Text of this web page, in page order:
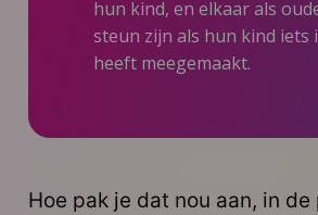
hun kind, en elkaar als
steun zijn als hun kind iets
heeft meegemaakt.
Hoe pak je dat nou aan, in de